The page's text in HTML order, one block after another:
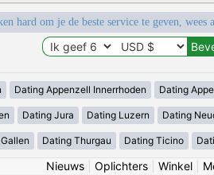
hard om je de beste service te geven, wees
Dating Appenzell Innerrhoden Dating
Dating Jura Dating Luzern Dating
Dating Thurgau Dating Ticino
Nieuws| Oplichters| Winkel|